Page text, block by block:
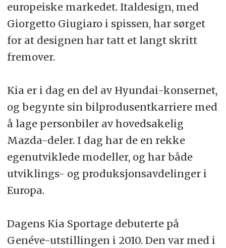
europeiske markedet. Italdesign, med
Giorgetto Giugiaro i spissen, har sørget
for at designen har tatt et langt skritt
fremover.
Kia er i dag en del av Hyundai-konsernet,
og begynte sin bilprodusentkarriere med
å lage personbiler av hovedsakelig
Mazda-deler. I dag har de en rekke
egenutviklede modeller, og har både
utviklings- og produksjonsavdelinger i
Europa.
Dagens Kia Sportage debuterte på
Genéve-utstillingen i 2010. Den var med i